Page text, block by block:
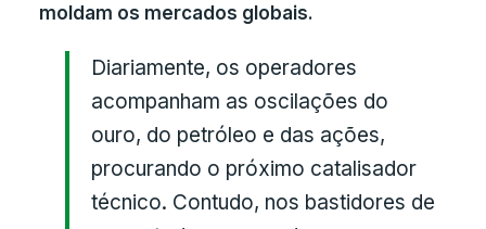
moldam os mercados globais.
Diariamente, os operadores
acompanham as oscilações do
ouro, do petróleo e das ações,
procurando o próximo catalisador
técnico. Contudo, nos bastidores de